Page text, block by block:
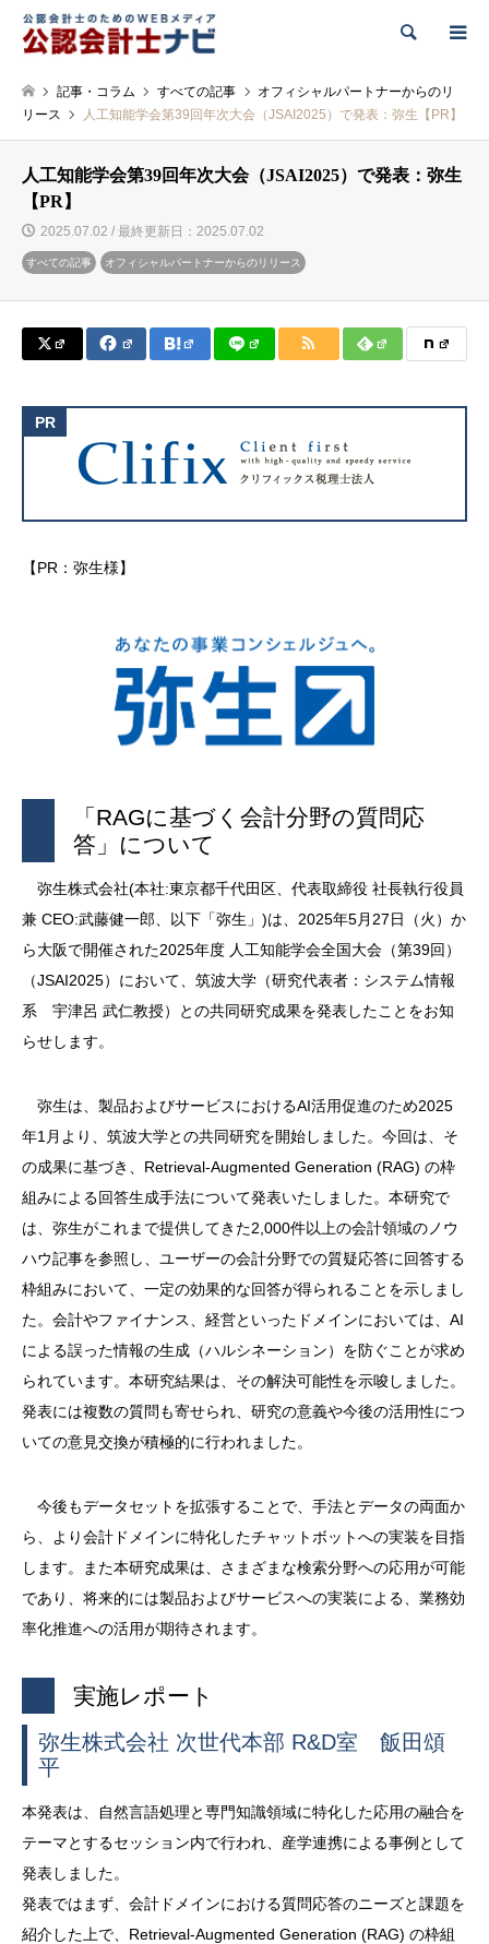
検索
記事・コラム すべての記事
オフィシャルパートナーからのリ
リース
人工知能学会第39回年次大会（JSAI2025）で発表：弥生【PR】
人工知能学会第39回年次大会（JSAI2025）で発表：弥生
【PR】
2025.07.02 / 最終更新日：2025.07.02
すべての記事 オフィシャルパートナーからのリリース
【PR：弥生様】
「RAGに基づく会計分野の質問応
答」について
弥生株式会社(本社:東京都千代田区、代表取締役 社長執行役員
兼 CEO:武藤健一郎、以下「弥生」)は、2025年5月27日（火）か
ら大阪で開催された2025年度 人工知能学会全国大会（第39回）
（JSAI2025）において、筑波大学（研究代表者：システム情報
系 宇津呂 武仁教授）との共同研究成果を発表したことをお知
らせします。
弥生は、製品およびサービスにおけるAI活用促進のため2025
年1月より、筑波大学との共同研究を開始しました。今回は、そ
の成果に基づき、Retrieval-Augmented Generation (RAG) の枠
組みによる回答生成手法について発表いたしました。本研究で
は、弥生がこれまで提供してきた2,000件以上の会計領域のノウ
ハウ記事を参照し、ユーザーの会計分野での質疑応答に回答する
枠組みにおいて、一定の効果的な回答が得られることを示しまし
た。会計やファイナンス、経営といったドメインにおいては、AI
による誤った情報の生成（ハルシネーション）を防ぐことが求め
られています。本研究結果は、その解決可能性を示唆しました。
発表には複数の質問も寄せられ、研究の意義や今後の活用性につ
いての意見交換が積極的に行われました。
今後もデータセットを拡張することで、手法とデータの両面か
ら、より会計ドメインに特化したチャットボットへの実装を目指
します。また本研究成果は、さまざまな検索分野への応用が可能
であり、将来的には製品およびサービスへの実装による、業務効
率化推進への活用が期待されます。
実施レポート
弥生株式会社 次世代本部 R&D室 飯田頌
平
本発表は、自然言語処理と専門知識領域に特化した応用の融合を
テーマとするセッション内で行われ、産学連携による事例として
発表しました。
発表ではまず、会計ドメインにおける質問応答のニーズと課題を
紹介した上で、Retrieval-Augmented Generation (RAG) の枠組